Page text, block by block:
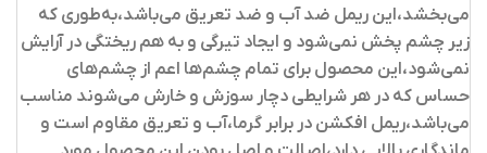
می‌بخشد،این ریمل ضد آب و ضد تعریق می‌باشد،به‌طوری که
زیر چشم پخش نمی‌شود و ایجاد تیرگی و به هم ریختگی در آرایش
نمی‌شود،این محصول برای تمام چشم‌ها اعم از چشم‌های
حساس که در هر شرایطی دچار سوزش و خارش می‌شوند مناسب
می‌باشد،ریمل افکشن در برابر گرما،آب و تعریق مقاوم است و